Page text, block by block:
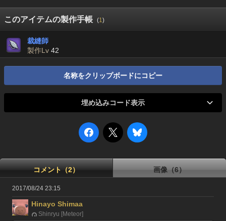
このアイテムの製作手帳 (1)
裁縫師
製作Lv 42
名称をクリップボードにコピー
埋め込みコード表示
コメント（2） 画像（6）
2017/08/24 23:15
Hinayo Shimaa
Shinryu [Meteor]